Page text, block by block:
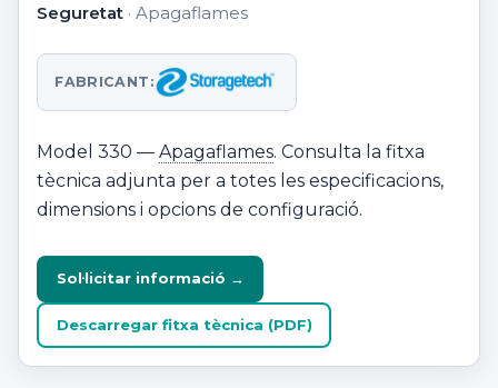
Seguretat · Apagaflames
FABRICANT:
Model 330 — Apagaflames. Consulta la fitxa
tècnica adjunta per a totes les especificacions,
dimensions i opcions de configuració.
Sol·licitar informació →
Descarregar fitxa tècnica (PDF)